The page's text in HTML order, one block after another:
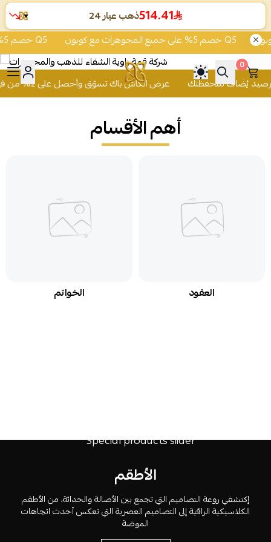
خصم 5% على جميع المجوهرات مع كوبون Q5 خصم 5% على جميع المجوهرات مع كوبون Q5
والمجوهرات
0
عرض الكاش باك تسوّق وأحصل على 2% من قيمة مشترياتك رصيد يُضاف لمحفظتك
أهم الأقسام
الأطقم
إكتشفي روعة التصاميم التي تجمع بين الأصالة والحداثة، من الأطقم
الكلاسيكية الراقية إلى التصاميم العصرية التي تعكس أحدث اتجاهات
الموضة
ذهب عيار 24514.41
▼